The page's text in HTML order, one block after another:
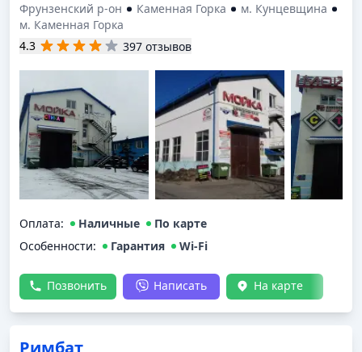
Фрунзенский р-он
Каменная Горка
м. Кунцевщина
м. Каменная Горка
4.3
397 отзывов
Оплата: Наличные
По карте
Особенности:
Гарантия Wi-Fi
Позвонить Написать На карте
Римбат